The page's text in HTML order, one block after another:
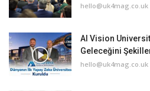
hello@uk4mag.co.uk
AI Vision
Geleceğini
hello@uk4mag.co.uk